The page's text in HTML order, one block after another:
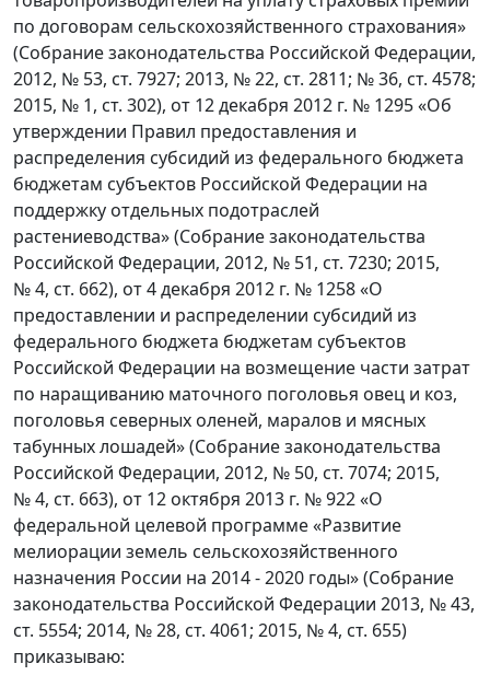
по договорам сельскохозяйственного страхования»
(Собрание законодательства Российской Федерации,
2012, № 53, ст. 7927; 2013, № 22, ст. 2811; № 36, ст. 4578;
2015, № 1, ст. 302), от 12 декабря 2012 г. № 1295 «Об
утверждении Правил предоставления и
распределения субсидий из федерального бюджета
бюджетам субъектов Российской Федерации на
поддержку отдельных подотраслей
растениеводства» (Собрание законодательства
Российской Федерации, 2012, № 51, ст. 7230; 2015,
№ 4, ст. 662), от 4 декабря 2012 г. № 1258 «О
предоставлении и распределении субсидий из
федерального бюджета бюджетам субъектов
Российской Федерации на возмещение части затрат
по наращиванию маточного поголовья овец и коз,
поголовья северных оленей, маралов и мясных
табунных лошадей» (Собрание законодательства
Российской Федерации, 2012, № 50, ст. 7074; 2015,
№ 4, ст. 663), от 12 октября 2013 г. № 922 «О
федеральной целевой программе «Развитие
мелиорации земель сельскохозяйственного
назначения России на 2014 - 2020 годы» (Собрание
законодательства Российской Федерации 2013, № 43,
ст. 5554; 2014, № 28, ст. 4061; 2015, № 4, ст. 655)
приказываю: